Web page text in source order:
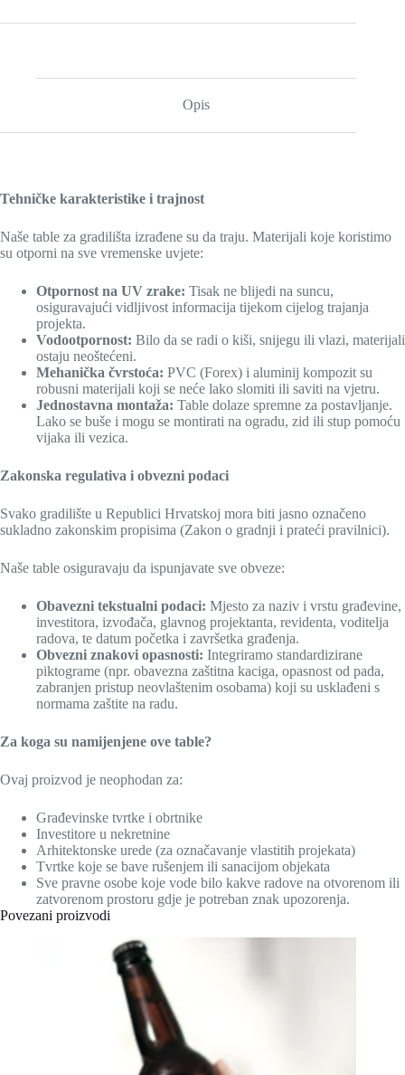
Opis
Tehničke karakteristike i trajnost
Naše table za gradilišta izrađene su da traju. Materijali koje koristimo
su otporni na sve vremenske uvjete:
Otpornost na UV zrake: Tisak ne blijedi na suncu,
osiguravajući vidljivost informacija tijekom cijelog trajanja
projekta.
Vodootpornost: Bilo da se radi o kiši, snijegu ili vlazi, materijali
ostaju neoštećeni.
Mehanička čvrstoća: PVC (Forex) i aluminij kompozit su
robusni materijali koji se neće lako slomiti ili saviti na vjetru.
Jednostavna montaža: Table dolaze spremne za postavljanje.
Lako se buše i mogu se montirati na ogradu, zid ili stup pomoću
vijaka ili vezica.
Zakonska regulativa i obvezni podaci
Svako gradilište u Republici Hrvatskoj mora biti jasno označeno
sukladno zakonskim propisima (Zakon o gradnji i prateći pravilnici).
Naše table osiguravaju da ispunjavate sve obveze:
Obavezni tekstualni podaci: Mjesto za naziv i vrstu građevine,
investitora, izvođača, glavnog projektanta, revidenta, voditelja
radova, te datum početka i završetka građenja.
Obvezni znakovi opasnosti: Integriramo standardizirane
piktograme (npr. obavezna zaštitna kaciga, opasnost od pada,
zabranjen pristup neovlaštenim osobama) koji su usklađeni s
normama zaštite na radu.
Za koga su namijenjene ove table?
Ovaj proizvod je neophodan za:
Građevinske tvrtke i obrtnike
Investitore u nekretnine
Arhitektonske urede (za označavanje vlastitih projekata)
Tvrtke koje se bave rušenjem ili sanacijom objekata
Sve pravne osobe koje vode bilo kakve radove na otvorenom ili
zatvorenom prostoru gdje je potreban znak upozorenja.
Povezani proizvodi